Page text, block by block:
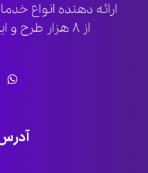
ارائه دهنده انواع
از ۸ هزار طرح و ایده و نمونه کار موفق